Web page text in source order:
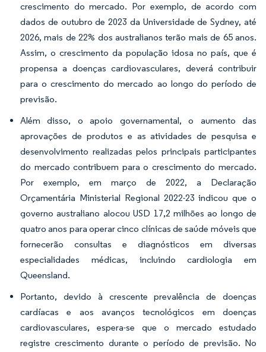
crescimento do mercado. Por exemplo, de acordo com
dados de outubro de 2023 da Universidade de Sydney, até
2026, mais de 22% dos australianos terão mais de 65 anos.
Assim, o crescimento da população idosa no país, que é
propensa a doenças cardiovasculares, deverá contribuir
para o crescimento do mercado ao longo do período de
previsão.
Além disso, o apoio governamental, o aumento das
aprovações de produtos e as atividades de pesquisa e
desenvolvimento realizadas pelos principais participantes
do mercado contribuem para o crescimento do mercado.
Por exemplo, em março de 2022, a Declaração
Orçamentária Ministerial Regional 2022-23 indicou que o
governo australiano alocou USD 17,2 milhões ao longo de
quatro anos para operar cinco clínicas de saúde móveis que
fornecerão consultas e diagnósticos em diversas
especialidades médicas, incluindo cardiologia em
Queensland.
Portanto, devido à crescente prevalência de doenças
cardíacas e aos avanços tecnológicos em doenças
cardiovasculares, espera-se que o mercado estudado
registre crescimento durante o período de previsão. No